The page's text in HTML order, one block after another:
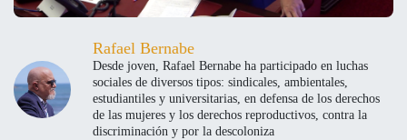
Rafael Bernabe
Desde joven, Rafael Bernabe ha participado en luchas
sociales de diversos tipos: sindicales, ambientales,
estudiantiles y universitarias, en defensa de los derechos
de las mujeres y los derechos reproductivos, contra la
discriminación y por la descoloniza